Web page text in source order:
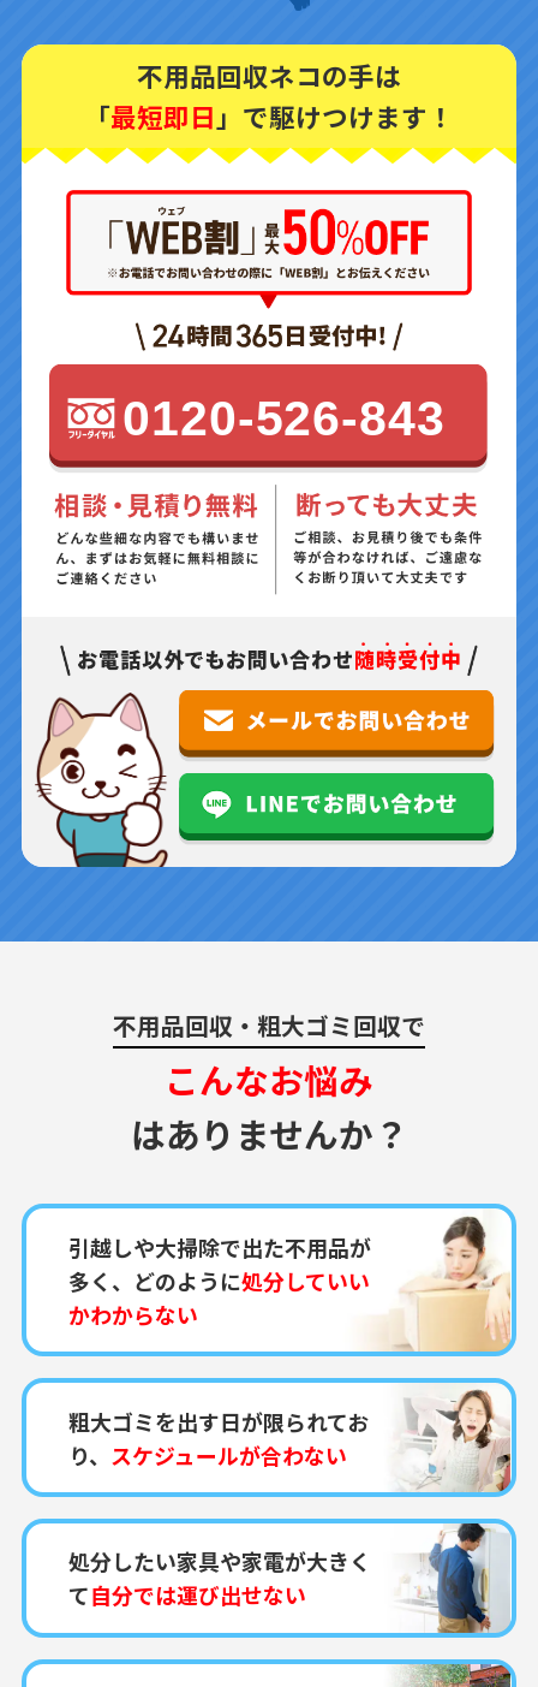
不用品回収ネコの手は
「最短即日 」で駆けつけます！
0120-526-843
不用品回収・粗大ゴミ回収で
こんなお悩み
はありませんか？
引越しや大掃除で出た不用品が
多く、どのように処分していい
かわからない
粗大ゴミを出す日が限られてお
り、 スケジュールが合わない
処分したい家具や家電が大きく
て自分では運び出せない